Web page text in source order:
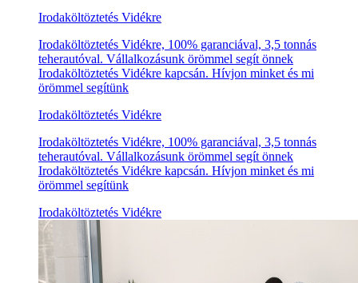
Irodaköltöztetés Vidékre
Irodaköltöztetés Vidékre, 100% garanciával, 3,5 tonnás
teherautóval. Vállalkozásunk örömmel segít önnek
Irodaköltöztetés Vidékre kapcsán. Hívjon minket és mi
örömmel segítünk
Irodaköltöztetés Vidékre
Irodaköltöztetés Vidékre, 100% garanciával, 3,5 tonnás
teherautóval. Vállalkozásunk örömmel segít önnek
Irodaköltöztetés Vidékre kapcsán. Hívjon minket és mi
örömmel segítünk
Irodaköltöztetés Vidékre